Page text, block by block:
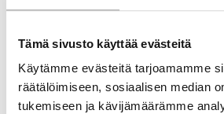
Tämä sivusto käyttää evästeitä
Käytämme evästeitä tarjoamamme
räätälöimiseen, sosiaalisen median
tukemiseen ja kävijämäärämme
kehitystiekartan laatimisella. Tavoitteena
ekosysteemi parhaiten tukisi
yhteistyömalleilla tämä voidaan
ensimmäiset konkreettiset hankkeet, joilla
uusien ratkaisujen kehittämistä ja